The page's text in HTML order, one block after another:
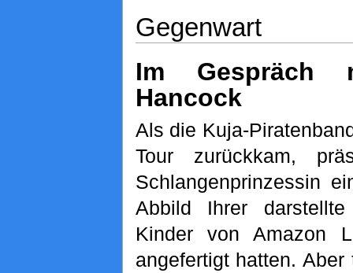
Gegenwart
Im Gespräch
Hancock
Als die Kuja-
Tour zurückkam,
Schlangenprinzessin
Abbild Ihrer
Kinder von Amazon
angefertigt hatten.